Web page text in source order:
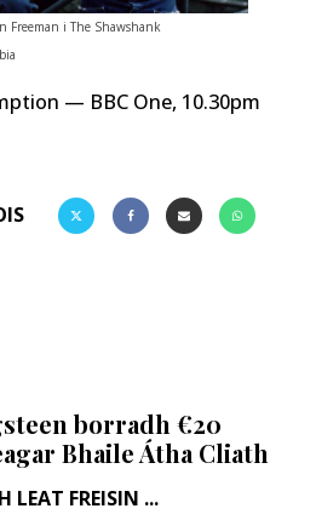
Freeman i The Shawshank
— BBC One, 10.30pm
borradh €20
Bhaile Átha Cliath
LEAT FREISIN ...